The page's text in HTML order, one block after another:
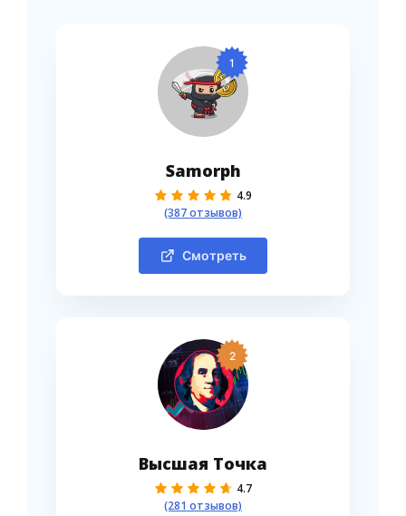
1
Samorph
4.9
(387 отзывов)
Смотреть
2
Высшая Точка
4.7
(281 отзывов)